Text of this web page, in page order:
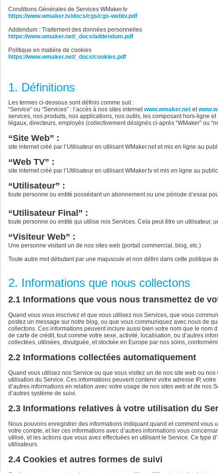
Conditions Générales de Services WMaker.tv
https://www.wmaker.tv/docs/cgs/cgs-webtv.pdf
Addendum : Traitement des données personnelles
https://www.wmaker.net/_docs/addendum.pdf
Politique en matière de cookies
https://www.wmaker.net/_docs/cookies.pdf
1. Définitions
Les termes ci-dessous sont définis comme suit :
“Service” ou “Services” : l’accès à nos sites internetwww.wmaker.net et
services, nos produits, nos applications, nos outils, les composant hors-ligne
légaux, directeurs, employés (collectivement désignés ci-après “WMaker” ou
“Site Web” :
site internet créé par l’Utilisateur en utilisant WMaker.net et mis en ligne au
“Web TV” :
site internet créé par l’Utilisateur en utilisant WMaker.tv et mis en ligne au
“Utilisateur” :
toute personne ou entité possédant un abonnement ou une période d’essai
“Utilisateur Final” :
toute personne ou entité qui utilise nos Services. Cela peut être un utilisateur,
“Visiteur Web” :
Une personne visitant un de nos sites web (portail commercial, blog, etc.)
Toute autre mot débutant par une majuscule et non défini dans cette politique
2. Informations que nous collectons
2.1 Informations que vous nous transmettez de
Quand vous vous inscrivez et que vous utilisez nos Services, que vous
postez un message sur notre blog, ou que vous communiquez avec nous de
collectons. Ces informations peuvent inclure aussi bien votre nom que le nom
de carte de crédit, tout comme votre sexe, activité, localisation, ou d’autres
collectées, utilisées, divulguée, et stockée en Europe par nos soins,
2.2 Informations collectées automatiquement
Quand vous utilisez nos Service ou que vous visitez un de nos site web ou
utilisation du Service. Ces informations peuvent contenir votre adresse IP,
d’autres informations en relation avec votre usage de nos sites web et de
d’autres système de suivi.
2.3 Informations relatives à votre utilisation du
Nous pouvons enregistrer des informations indiquant quand et comment
votre compte, et lier ces informations avec d’autres informations vous
utilisé, et les actions que vous avez effectuées en utilisant le Service. Ce type
utilisateurs.
2.4 Cookies et autres formes de suivi